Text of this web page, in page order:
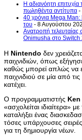
H αδιανόητη
πωληθέντα αντίτυπα -
40 χρόνια Mega Man:
του - 8 Αυγούστου
Ανατροπή τελευταίας
Onimusha στο Switch
Η Nintendo δεν
παιχνιδιών, όπως
καθώς μπορεί απλώς να
παιχνιδιού σε μία από
κατέχει.
Ο προγραμματιστής Ken
«ασχολείται ιδιαίτερα»
καταλήξει ένας
τόσες υπάρχουσες
για τη δημιουργία νέων.